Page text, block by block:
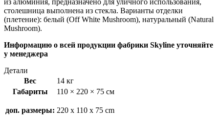
из алюминия, предназначено для уличного использования,
столешница выполнена из стекла. Варианты отделки
(плетение): белый (Off White Mushroom), натуральный (Natural
Mushroom).
Информацию о всей продукции фабрики Skyline уточняйте
у менеджера
Детали
Вес
14 кг
Габариты
110 × 220 × 75 см
доп. размеры: 220 x 110 x 75 cm